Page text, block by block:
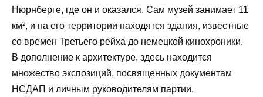
Нюрнберге, где он и оказался. Сам музей занимает 11
км², и на его территории находятся здания, известные
со времен Третьего рейха до немецкой кинохроники.
В дополнение к архитектуре, здесь находится
множество экспозиций, посвященных документам
НСДАП и личным руководителям партии.